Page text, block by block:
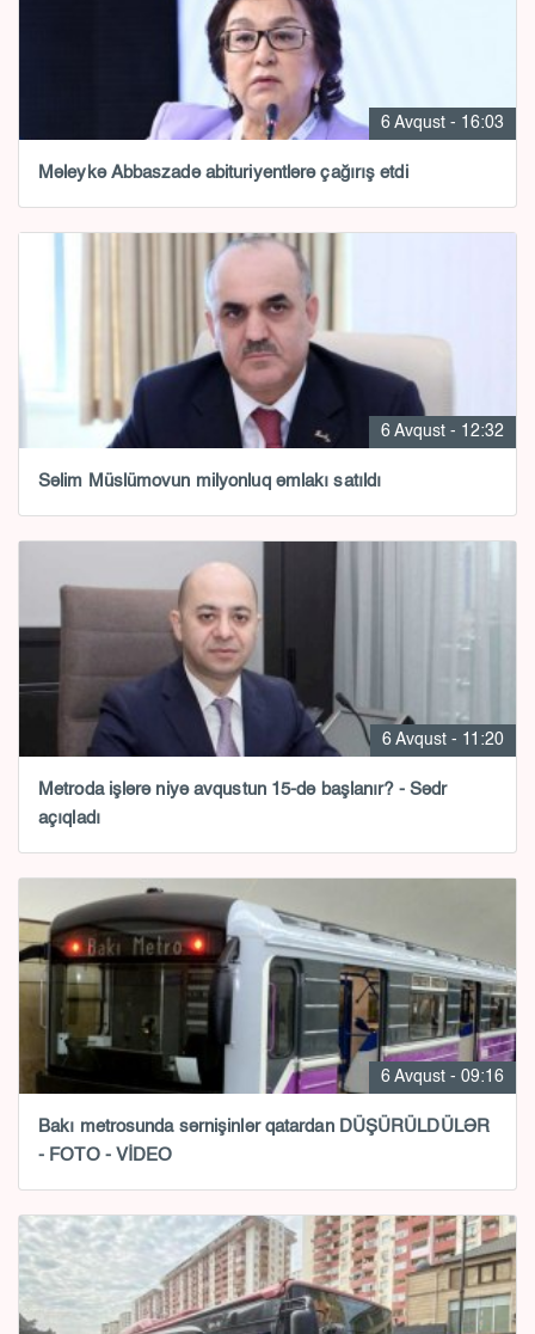
6 Avqust - 16:03
Məleykə Abbaszadə abituriyentlərə çağırış etdi
6 Avqust - 12:32
Səlim Müslümovun milyonluq əmlakı satıldı
6 Avqust - 11:20
Metroda işlərə niyə avqustun 15-də başlanır? - Sədr
açıqladı
6 Avqust - 09:16
Bakı metrosunda sərnişinlər qatardan DÜŞÜRÜLDÜLƏR
- FOTO - VİDEO